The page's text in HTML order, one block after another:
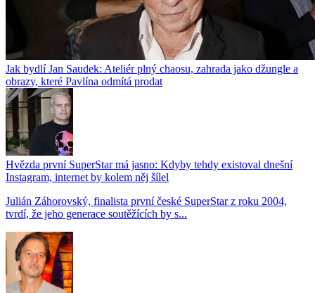
Jak bydlí Jan Saudek: Ateliér plný chaosu, zahrada jako džungle a
obrazy, které Pavlína odmítá prodat
Hvězda první SuperStar má jasno: Kdyby tehdy existoval dnešní
Instagram, internet by kolem něj šílel
Julián Záhorovský, finalista první české SuperStar z roku 2004,
tvrdí, že jeho generace soutěžících by s...